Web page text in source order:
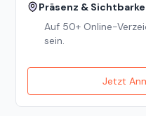
Präsenz &
Auf 50+ Online-
sein.
Jetzt